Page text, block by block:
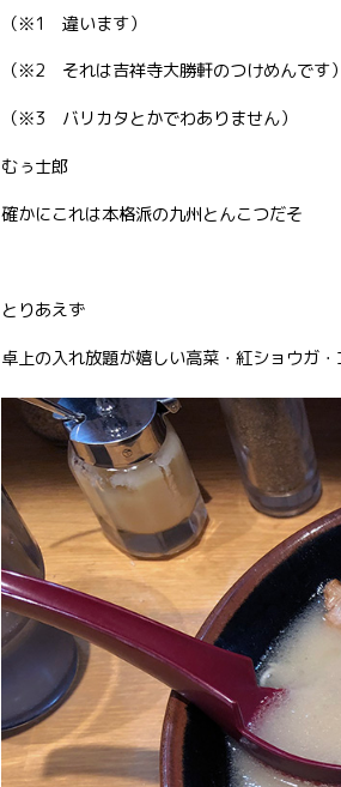
（※1 違います）
（※2 それは吉祥寺大勝軒のつけめんです）
（※3 バリカタとかでわありません）
むぅ士郎
確かにこれは本格派の九州とんこつだそ
とりあえず
卓上の入れ放題が嬉しい高菜・紅ショウガ・